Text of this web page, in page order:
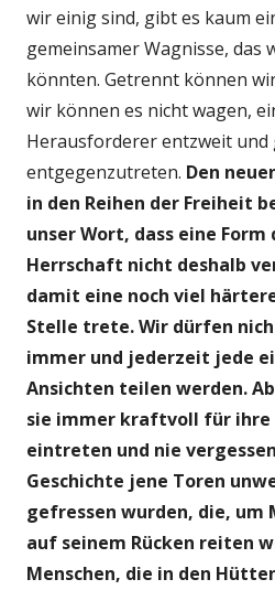
wir einig sind, gibt es kaum
gemeinsamer Wagnisse,
könnten. Getrennt können
wir können es nicht wagen,
Herausforderer entzweit und
entgegenzutreten. Den
in den Reihen der Freiheit
unser Wort, dass eine
Herrschaft nicht deshalb
damit eine noch viel
Stelle trete. Wir dürfen
immer und jederzeit jede
Ansichten teilen werden.
sie immer kraftvoll für ihre
eintreten und nie
Geschichte jene Toren
gefressen wurden, die, um
auf seinem Rücken reiten
Menschen, die in den